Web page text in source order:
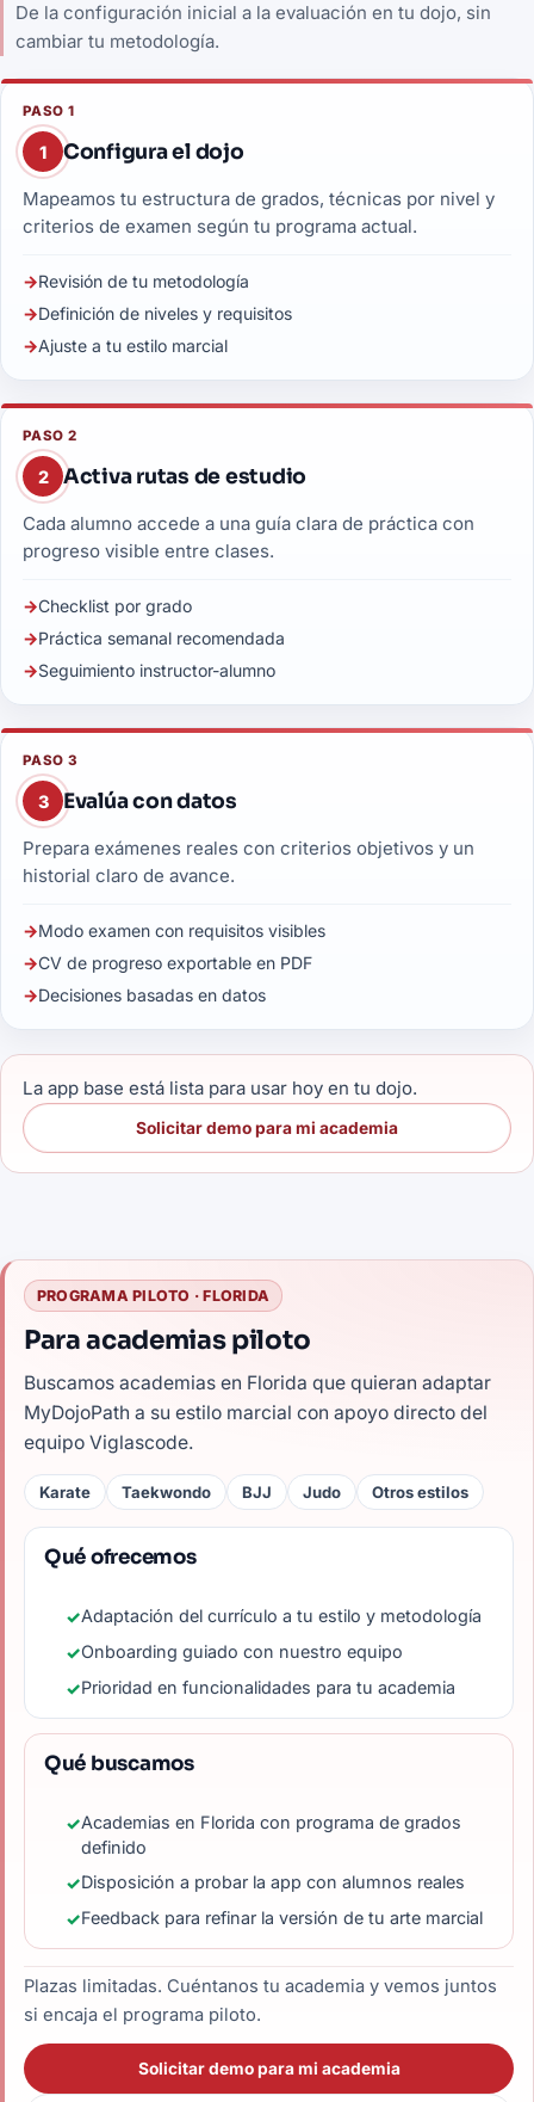
De la configuración inicial a la evaluación en tu dojo, sin
cambiar tu metodología.
PASO 1
1 Configura el dojo
Mapeamos tu estructura de grados, técnicas por nivel y
criterios de examen según tu programa actual.
Revisión de tu metodología
Definición de niveles y requisitos
Ajuste a tu estilo marcial
PASO 2
2 Activa rutas de estudio
Cada alumno accede a una guía clara de práctica con
progreso visible entre clases.
Checklist por grado
Práctica semanal recomendada
Seguimiento instructor-alumno
PASO 3
3 Evalúa con datos
Prepara exámenes reales con criterios objetivos y un
historial claro de avance.
Modo examen con requisitos visibles
CV de progreso exportable en PDF
Decisiones basadas en datos
La app base está lista para usar hoy en tu dojo.
Solicitar demo para mi academia
PROGRAMA PILOTO · FLORIDA
Para academias piloto
Buscamos academias en Florida que quieran adaptar
MyDojoPath a su estilo marcial con apoyo directo del
equipo Viglascode.
Karate Taekwondo BJJ Judo Otros estilos
Qué ofrecemos
Adaptación del currículo a tu estilo y metodología
Onboarding guiado con nuestro equipo
Prioridad en funcionalidades para tu academia
Qué buscamos
Academias en Florida con programa de grados
definido
Disposición a probar la app con alumnos reales
Feedback para refinar la versión de tu arte marcial
Plazas limitadas. Cuéntanos tu academia y vemos juntos
si encaja el programa piloto.
Solicitar demo para mi academia